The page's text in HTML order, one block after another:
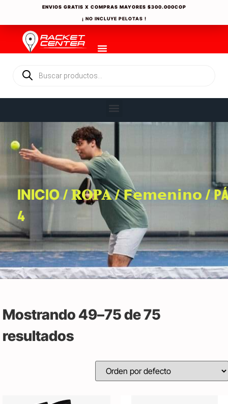
ENVIOS GRATIS X COMPRAS MAYORES $300.000COP
¡ NO INCLUYE PELOTAS !
INICIO/𝐑𝐎𝐏𝐀/𝗙𝗲𝗺𝗲𝗻𝗶𝗻𝗼 /
4
Mostrando 49–75 de 75
resultados